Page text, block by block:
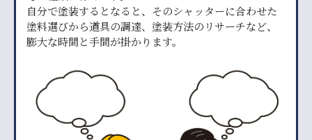
自分で塗装するとなると、そのシャッターに合わせた
塗料選びから道具の調達、塗装方法のリサーチなど、
膨大な時間と手間が掛かります。